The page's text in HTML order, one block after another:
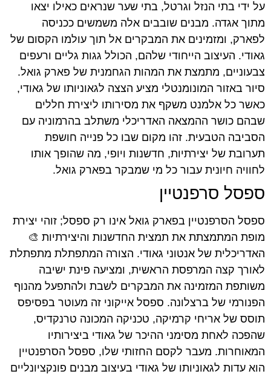
על ידי בתי הנזל וגרטל, בתי שער שנראים כאילו יצאו
מתוך אגדה. מבנים שובבים אלה משמשים ככניסה
לפארק, ומזמינים את המבקרים אל תוך עולמו הקסום של
גאודי. העיצוב הייחודי שלהם, הכולל גגות גליים ורעפים
צבעוניים, מתמצת את המהות הגחמנית של פארק גואל.
סיור באזור המונומנטלי מציע הצצה לגאוניותו של גאודי,
כאשר כל אלמנט משקף את מסירותו ליצירת חללים
שבהם כושר ההמצאה האדריכלי משתלב בהרמוניה עם
הסביבה הטבעית. זהו מקום שבו כל פנייה חושפת
תערובת של יצירתיות, חדשנות ויופי, מה שהופך אותו
לחוויה חיונית עבור כל מי שמבקר בפארק גואל.
ספסל סרפנטיין
ספסל הסרפנטיין בפארק גואל אינו רק ספסל; זוהי יצירת
מופת המתמצתת את תמצית החדשנות והיצירתיות 🎨
האדריכלית של אנטוני גאודי. הצורה המתפתלת מתפתלת
לאורך קצה המרפסת הראשית, ומציעה פינת ישיבה
משותפת המזמינה את המבקרים לשבת ולהתפעל מהנוף
הפנורמי של ברצלונה. ספסל אייקוני זה מעוטר בפסיפס
תוסס של אריחי קרמיקה, טכניקה המכונה טרנקדיס,
שהפכה לאחת מסימני ההיכר של גאודי ביצירותיו
המאוחרות. מעבר לקסם החזותי שלו, ספסל הסרפנטיין
הוא עדות לגאוניותו של גאודי בעיצוב מבנים פונקציונליים